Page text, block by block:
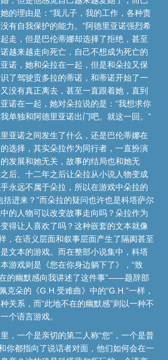
的理由是：“我儿子，我的工作，各种责
有自我保护的能力。”阿德里亚诺强烈希
走，但是巴伦蒂娜却选择了拒绝，甚至
越来越走向死亡，自己不想成为死亡的
诺，她和朵拉在一起，但是和朵拉又保
了驾驶贡多拉的蒂诺，和蒂诺开始了一
没有真正离去，甚至一直跟着她，直到
诺在一起，她对朵拉说的是：“我想求你
单独和阿德里亚诺出门吧。就这一回。”
亚诺之间发生了什么，还是巴伦蒂娜在
选择，其实朵拉作为同行者，一直扮演
发展和她无关，故事的结局也和她无
后、十二年之后让朵拉从小说人物变成
永远不属于朵拉，所以在游戏中朵拉的
括进来？”而朵拉的疑问也许也是科塔萨尔
的人物可以改变故事走向吗？朵拉作为
得让人喜欢了吗？这种嵌套的文本就像
，在语义层面和叙事层面产生了隔阂甚至
文本的游戏。而在整部小说集中，科塔
游戏则是《您在你身边躺下了》，“致
的幽默感向我讲述了这件事”——题辞部
克朵的《G.H.受难曲》中的“G.H.”一样，
关系，而“此地不在的幽默感”则以一种不
个语言游戏。
，一个是亲切的第二人称“您”，一个是普
你都指向了说话者对面，他们如何会在一